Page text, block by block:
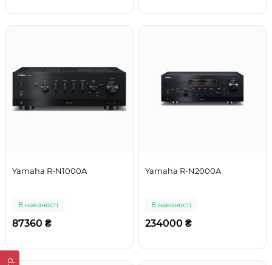
Yamaha R-N1000A
В наявності
87360 ₴
Yamaha R-N2000A
В наявності
234000 ₴